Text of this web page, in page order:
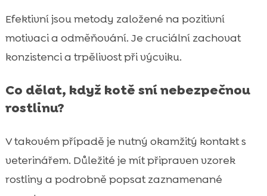
Efektivní jsou metody založené na pozitivní
motivaci a odměňování. Je cruciální zachovat
konzistenci a trpělivost při výcviku.
Co dělat, když kotě sní nebezpečnou
rostlinu?
V takovém případě je nutný okamžitý kontakt s
veterinářem. Důležité je mít připraven vzorek
rostliny a podrobně popsat zaznamenané